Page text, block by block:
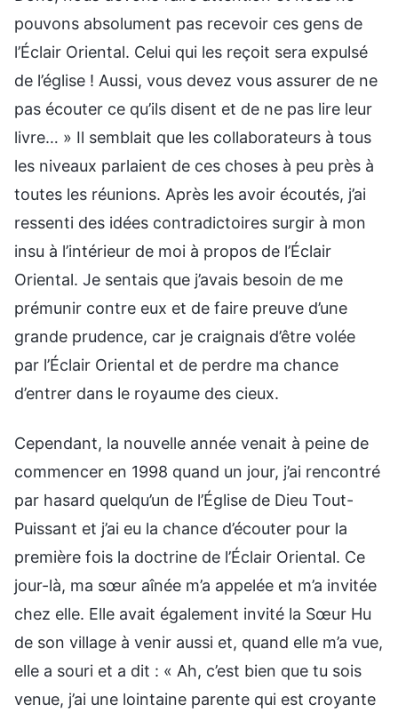
pouvons absolument pas recevoir ces gens de
l’Éclair Oriental. Celui qui les reçoit sera expulsé
de l’église ! Aussi, vous devez vous assurer de ne
pas écouter ce qu’ils disent et de ne pas lire leur
livre… » Il semblait que les collaborateurs à tous
les niveaux parlaient de ces choses à peu près à
toutes les réunions. Après les avoir écoutés, j’ai
ressenti des idées contradictoires surgir à mon
insu à l’intérieur de moi à propos de l’Éclair
Oriental. Je sentais que j’avais besoin de me
prémunir contre eux et de faire preuve d’une
grande prudence, car je craignais d’être volée
par l’Éclair Oriental et de perdre ma chance
d’entrer dans le royaume des cieux.
Cependant, la nouvelle année venait à peine de
commencer en 1998 quand un jour, j’ai rencontré
par hasard quelqu’un de l’Église de Dieu Tout-
Puissant et j’ai eu la chance d’écouter pour la
première fois la doctrine de l’Éclair Oriental. Ce
jour-là, ma sœur aînée m’a appelée et m’a invitée
chez elle. Elle avait également invité la Sœur Hu
de son village à venir aussi et, quand elle m’a vue,
elle a souri et a dit : « Ah, c’est bien que tu sois
venue, j’ai une lointaine parente qui est croyante